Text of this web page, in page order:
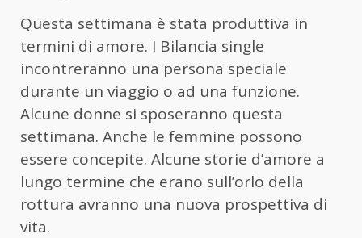
Questa settimana è stata produttiva in
termini di amore. I Bilancia single
incontreranno una persona speciale
durante un viaggio o ad una funzione.
Alcune donne si sposeranno questa
settimana. Anche le femmine possono
essere concepite. Alcune storie d’amore a
lungo termine che erano sull’orlo della
rottura avranno una nuova prospettiva di
vita.